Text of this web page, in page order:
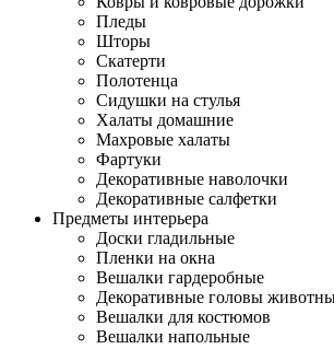
Пледы
Шторы
Скатерти
Полотенца
Сидушки на стулья
Халаты домашние
Махровые халаты
Фартуки
Декоративные наволочки
Декоративные салфетки
Предметы интерьера
Доски гладильные
Пленки на окна
Вешалки гардеробные
Декоративные головы
Вешалки для костюмов
Вешалки напольные